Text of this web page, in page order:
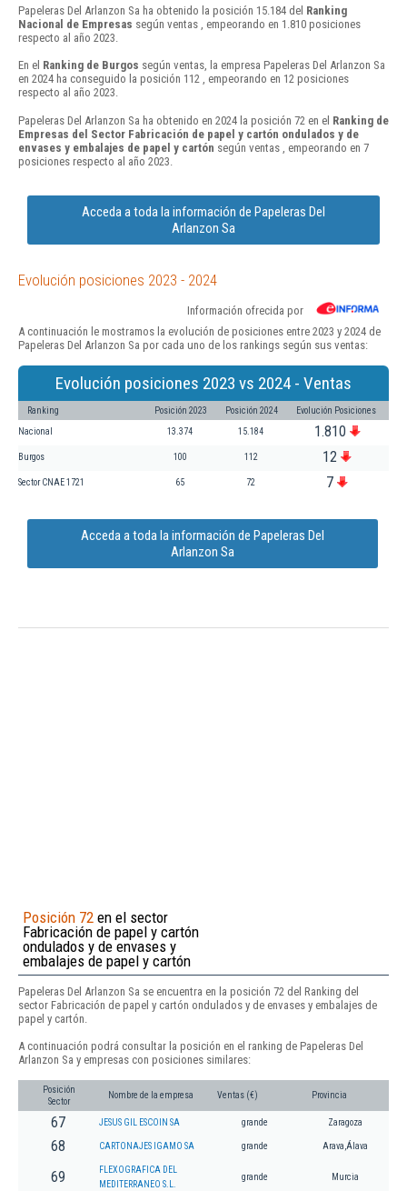
Papeleras Del Arlanzon Sa ha obtenido la posición 15.184 del Ranking
Nacional de Empresas según ventas , empeorando en 1.810 posiciones
respecto al año 2023.
En el Ranking de Burgos según ventas, la empresa Papeleras Del Arlanzon Sa
en 2024 ha conseguido la posición 112 , empeorando en 12 posiciones
respecto al año 2023.
Papeleras Del Arlanzon Sa ha obtenido en 2024 la posición 72 en el Ranking de
Empresas del Sector Fabricación de papel y cartón ondulados y de
envases y embalajes de papel y cartón según ventas , empeorando en 7
posiciones respecto al año 2023.
Acceda a toda la información de Papeleras Del
Arlanzon Sa
Evolución posiciones 2023 - 2024
Información ofrecida por
A continuación le mostramos la evolución de posiciones entre 2023 y 2024 de
Papeleras Del Arlanzon Sa por cada uno de los rankings según sus ventas:
Evolución posiciones 2023 vs 2024 - Ventas
Ranking Posición 2023 Posición 2024 Evolución Posiciones
Nacional 13.374 15.184 1.810
Burgos 100 112 12
Sector CNAE 1721 65 72 7
Acceda a toda la información de Papeleras Del
Arlanzon Sa
Posición 72 en el sector
Fabricación de papel y cartón
ondulados y de envases y
embalajes de papel y cartón
Papeleras Del Arlanzon Sa se encuentra en la posición 72 del Ranking del
sector Fabricación de papel y cartón ondulados y de envases y embalajes de
papel y cartón.
A continuación podrá consultar la posición en el ranking de Papeleras Del
Arlanzon Sa y empresas con posiciones similares:
Posición
Sector
Nombre de la empresa Ventas (€) Provincia
67 JESUS GIL ESCOIN SA grande Zaragoza
68 CARTONAJES IGAMO SA grande Arava,Álava
69
FLEXOGRAFICA DEL
MEDITERRANEO S.L.
grande Murcia